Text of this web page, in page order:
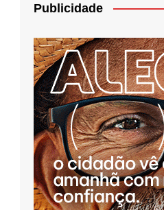
Publicidade